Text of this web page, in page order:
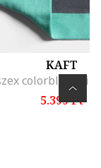
KAFT
5.399 Ft